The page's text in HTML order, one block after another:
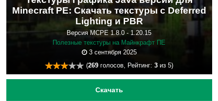
Minecraft PE: Скачать текстуры с Deferred
Lighting и PBR
Версия MCPE 1.8.0 - 1.20.15
Полезные текстуры на Майнкрафт ПЕ
3 сентября 2025
(269 голосов, Рейтинг: 3 из 5)
Скачать